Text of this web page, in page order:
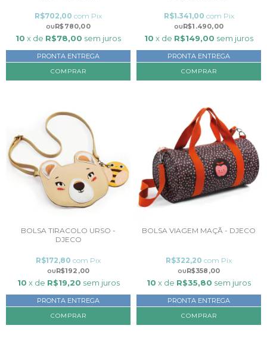
R$780,00
R$702,00 com Pix
10 x de R$78,00 sem juros
PRONTA ENTREGA
R$1.490,00
R$1.341,00 com Pix
10 x de R$149,00 sem juros
PRONTA ENTREGA
BOLSA TIRACOLO URSO -
DJECO
R$192,00
R$172,80 com Pix
10 x de R$19,20 sem juros
PRONTA ENTREGA
BOLSA VIAGEM MAÇÃ - DJECO
R$358,00
R$322,20 com Pix
10 x de R$35,80 sem juros
PRONTA ENTREGA